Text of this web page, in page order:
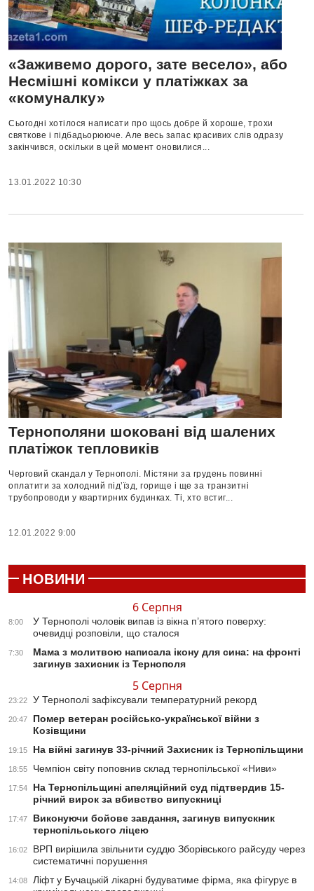
«Заживемо дорого, зате весело», або
Несмішні комікси у платіжках за
«комуналку»
Сьогодні хотілося написати про щось добре й хороше, трохи
святкове і підбадьорююче. Але весь запас красивих слів одразу
закінчився, оскільки в цей момент оновилися...
13.01.2022 10:30
Тернополяни шоковані від шалених
платіжок тепловиків
Черговий скандал у Тернополі. Містяни за грудень повинні
оплатити за холодний під’їзд, горище і ще за транзитні
трубопроводи у квартирних будинках. Ті, хто встиг...
12.01.2022 9:00
НОВИНИ
6 Серпня
8:00
У Тернополі чоловік випав із вікна п’ятого поверху:
очевидці розповіли, що сталося
7:30
Мама з молитвою написала ікону для сина: на фронті
загинув захисник із Тернополя
5 Серпня
23:22 У Тернополі зафіксували температурний рекорд
20:47
Помер ветеран російсько-української війни з
Козівщини
19:15 На війні загинув 33-річний Захисник із Тернопільщини
18:55 Чемпіон світу поповнив склад тернопільської «Ниви»
17:54
На Тернопільщині апеляційний суд підтвердив 15-
річний вирок за вбивство випускниці
17:47
Виконуючи бойове завдання, загинув випускник
тернопільського ліцею
16:02
ВРП вирішила звільнити суддю Зборівського райсуду через
систематичні порушення
14:08
Ліфт у Бучацькій лікарні будуватиме фірма, яка фігурує в